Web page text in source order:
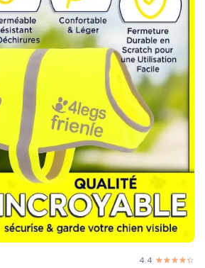
4.4 ☆☆☆☆☆
★★★★★